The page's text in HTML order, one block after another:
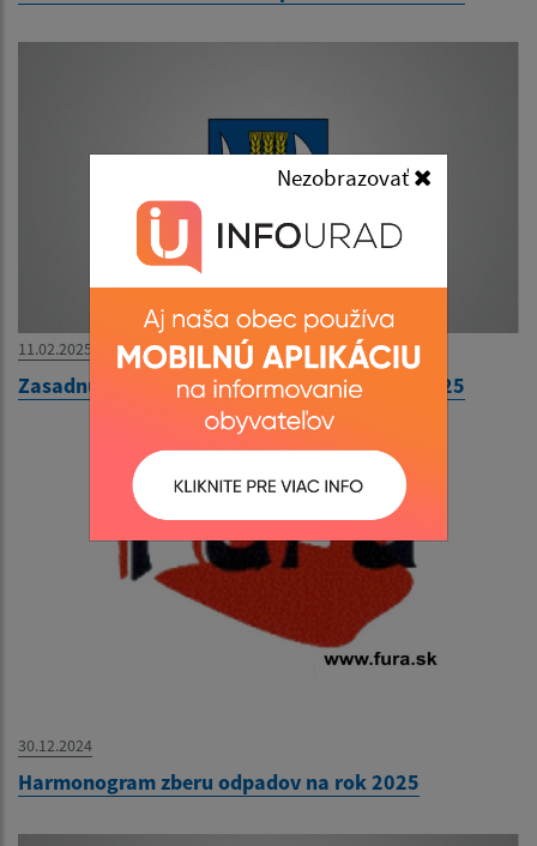
Nezobrazovať
11.02.2025
Zasadnutie Obecného zastupiteľstva 13.2.2025
30.12.2024
Harmonogram zberu odpadov na rok 2025